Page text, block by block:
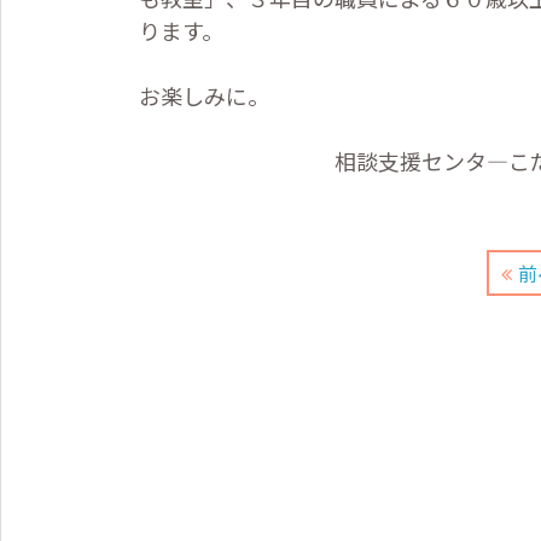
ります。
お楽しみに。
相談支援センタ―こだ